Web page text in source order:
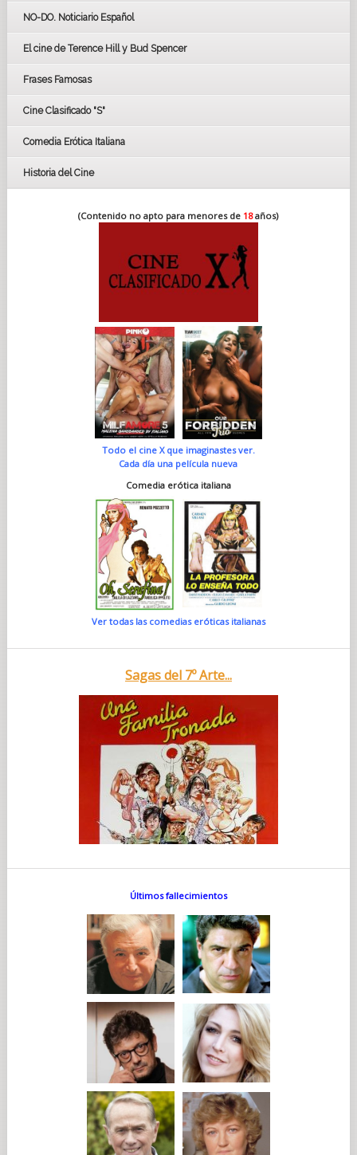
GOYAS
BAFTA
NO-DO. Noticiario Español
El cine de Terence Hill y Bud Spencer
Frases Famosas
Cine Clasificado "S"
Comedia Erótica Italiana
Historia del Cine
(Contenido no apto para menores de 18años)
Todo el cine X que imaginastes ver.
Cada día una película nueva
Comedia erótica italiana
Ver todas las comedias eróticas italianas
Sagas del 7º Arte...
Últimos fallecimientos